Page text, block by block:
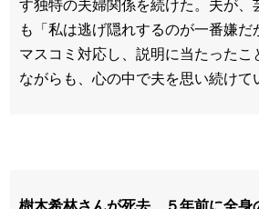
す独特の夫婦関係を続けた。夫が、
も「私は逃げ隠れするのが一番嫌だ
マスコミ対応し、説明に当たったこ
ながらも、心の中で夫を思い続けて
樹木希林さんが死去 ５年前に全身